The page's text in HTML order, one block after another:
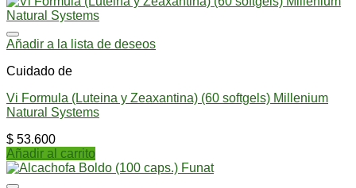
Añadir a la lista de deseos
Cuidado de
Vi Formula (Luteina y Zeaxantina) (60 softgels) Millenium
Natural Systems
$ 53.600
Añadir al carrito